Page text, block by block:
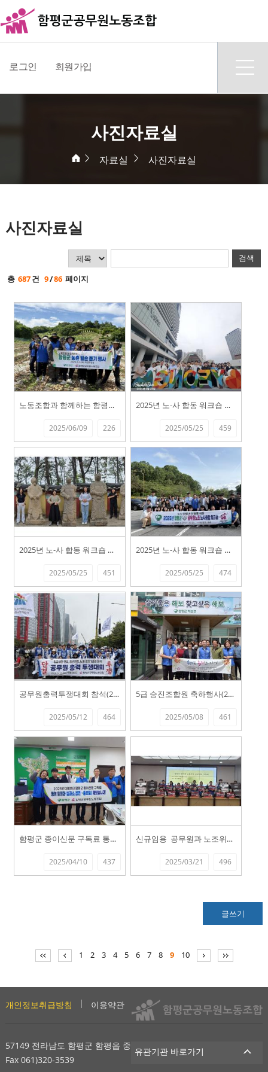
로그인 회원가입
사진자료실
자료실 사진자료실
사진자료실
검색
총 687건 9/86 페이지
노동조합과 함께하는 함평군 농촌 일손돕기...
226
2025/06/09
2025년 노-사 합동 워크숍 실시-3
459
2025/05/25
2025년 노-사 합동 워크숍 실시-2
451
2025/05/25
2025년 노-사 합동 워크숍 실시-1
474
2025/05/25
공무원총력투쟁대회 참석(25.5.10.)
464
2025/05/12
5급 승진조합원 축하행사(25.5. 7.)
461
2025/05/08
함평군 종이신문 구독료 통합 일원화 달성...
437
2025/04/10
신규임용 공무원과 노조위원장간 간담회 ...
496
2025/03/21
글쓰기
1 2 3 4 5 6 7 8 9 10
개인정보취급방침 이용약관 사이트맵
57149 전라남도 함평군 함평읍 중앙길 200 Tel 061)320-2981
Fax 061)320-3539
유관기관 바로가기